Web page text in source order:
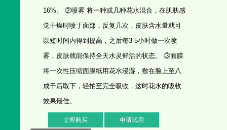
16%。 ②喷雾 将一种或几种花水混合，在肌肤感
觉干燥时喷于面部，反复几次，皮肤含水量就可
以短时间内得到提高，之后每3-5小时做一次喷
雾，皮肤就能保持全天水灵鲜活的状态。 ③面膜
将一次性压缩面膜纸用花水浸湿，敷在脸上至八
成干后取下，轻拍至完全吸收，这时花水的吸收
效果最佳。
立即购买 申请试用